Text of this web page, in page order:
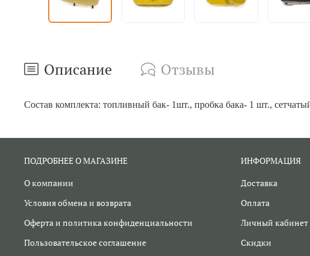
Описание Отзывы
Состав комплекта: топливный бак- 1шт., пробка бака- 1 шт.,
ПОДРОБНЕЕ О МАГАЗИНЕ
О компании
Условия обмена и возврата
Оферта и политика конфиденциальности
Пользовательское соглашение
ИНФОРМАЦИЯ
Доставка
Оплата
Личный кабинет
Скидки